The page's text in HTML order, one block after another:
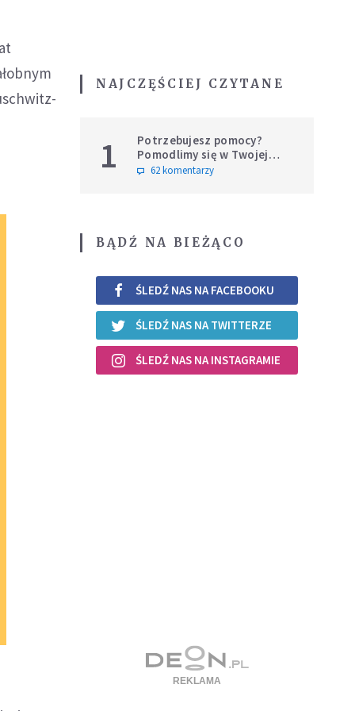
NAJCZĘŚCIEJ CZYTANE
1
Potrzebujesz pomocy?
Pomodlimy się w Twojej
intencji
62 komentarzy
BĄDŹ NA BIEŻĄCO
ŚLEDŹ NAS NA FACEBOOKU
ŚLEDŹ NAS NA TWITTERZE
ŚLEDŹ NAS NA INSTAGRAMIE